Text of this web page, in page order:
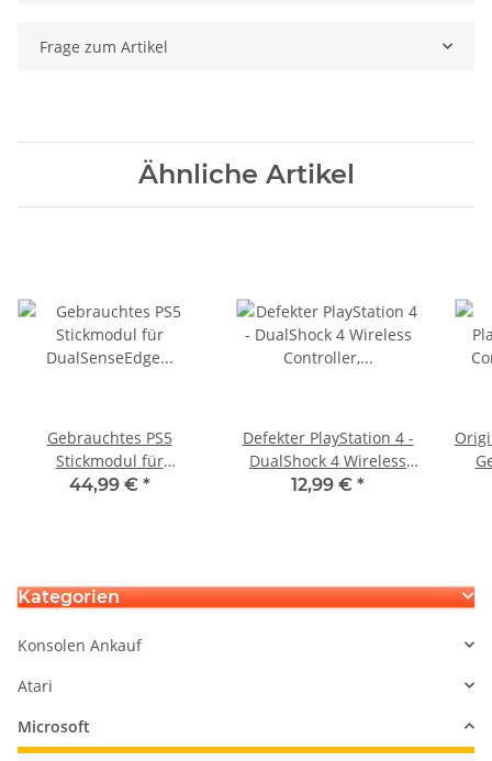
Frage zum Artikel
Ähnliche Artikel
Gebrauchtes PS5
Stickmodul für
DualSenseEdge Wireless
44,99 € *
Defekter PlayStation 4 -
DualShock 4 Wireless
Controller, schwarz -
12,99 € *
Kategorien
Konsolen Ankauf
Atari
Microsoft